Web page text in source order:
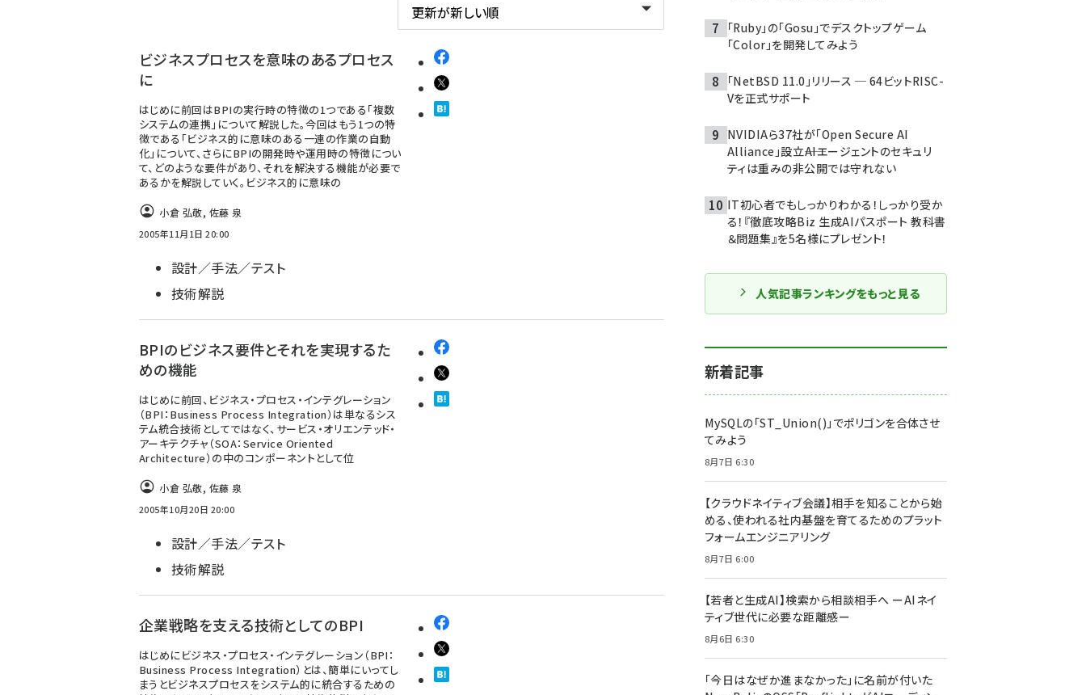
ビジネスプロセスを意味のあるプロセス
に
はじめに前回はBPIの実行時の特徴の1つである「複数
システムの連携」について解説した。今回はもう1つの特
徴である「ビジネス的に意味のある一連の作業の自動
化」について、さらにBPIの開発時や運用時の特徴につい
て、どのような要件があり、それを解決する機能が必要で
あるかを解説していく。ビジネス的に意味の
小倉 弘敬, 佐藤 泉
2005年11月1日 20:00
設計／手法／テスト
技術解説
BPIのビジネス要件とそれを実現するた
めの機能
はじめに前回、ビジネス・プロセス・インテグレーション
（BPI：Business Process Integration）は単なるシス
テム統合技術としてではなく、サービス・オリエンテッド・
アーキテクチャ（SOA：Service Oriented
Architecture）の中のコンポーネントとして位
小倉 弘敬, 佐藤 泉
2005年10月20日 20:00
設計／手法／テスト
技術解説
企業戦略を支える技術としてのBPI
はじめにビジネス・プロセス・インテグレーション（BPI：
Business Process Integration）とは、簡単にいってし
まうとビジネスプロセスをシステム的に統合するための
「Ruby」の「Gosu」でデスクトップゲーム
「Color」を開発してみよう
「NetBSD 11.0」リリース ─ 64ビットRISC-
Vを正式サポート
NVIDIAら37社が「Open Secure AI
Alliance」設立――AIエージェントのセキュリ
ティは重みの非公開では守れない
IT初心者でもしっかりわかる！しっかり受か
る！『徹底攻略Biz 生成AIパスポート 教科書
＆問題集』を5名様にプレゼント！
人気記事ランキングをもっと見る
新着記事
MySQLの「ST_Union()」でポリゴンを合体させ
てみよう
8月7日 6:30
【クラウドネイティブ会議】相手を知ることから始
める、使われる社内基盤を育てるためのプラット
フォームエンジニアリング
8月7日 6:00
【若者と生成AI】検索から相談相手へ ーAIネイ
ティブ世代に必要な距離感ー
8月6日 6:30
「今日はなぜか進まなかった」に名前が付いた